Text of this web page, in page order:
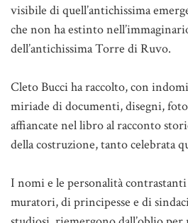
visibile di quell’antichissima
che non ha estinto
dell’antichissima Torre di Ruvo.
Cleto Bucci ha raccolto, con
miriade di documenti, disegni,
affiancate nel libro al racconto
della costruzione, tanto celebrata
I nomi e le personalità
muratori, di principesse e di